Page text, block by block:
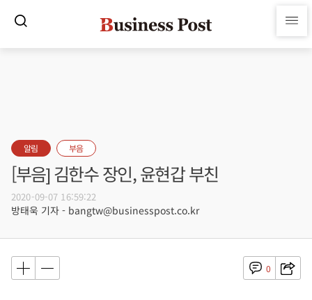
알림 부음
[부음] 김한수 장인, 윤현갑 부친
2020-09-07 16:59:22
방태욱 기자 - bangtw@businesspost.co.kr
0